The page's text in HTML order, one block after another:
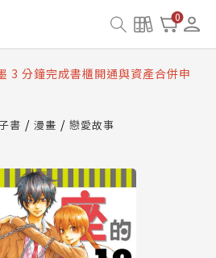
0
數位閱讀資產合併與書櫃開通申請
書櫃開通常見問題
3 分鐘完成書櫃開通與資產合併申
數位閱讀資產合併與書櫃開通申請
書 漫畫
戀愛故事